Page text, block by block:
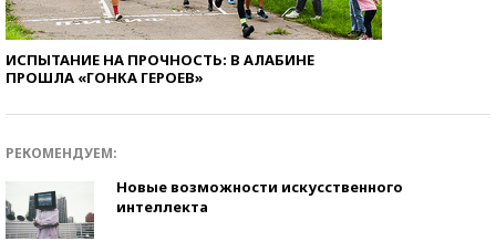
ИСПЫТАНИЕ НА ПРОЧНОСТЬ: В АЛАБИНЕ
ПРОШЛА «ГОНКА ГЕРОЕВ»
РЕКОМЕНДУЕМ:
Новые возможности искусственного
интеллекта